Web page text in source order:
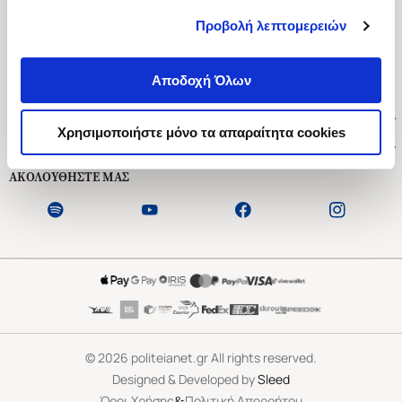
Προβολή λεπτομερειών
Αποδοχή Όλων
Χρησιμοποιήστε μόνο τα απαραίτητα cookies
Ασκληπιού 1-3, Αθήνα 106 79
Δευτέρα - Παρασκευή 09:00-21:00
Εξυπηρέτηση Πελατών
ΑΚΟΛΟΥΘΗΣΤΕ ΜΑΣ
©2026 politeianet.gr All rights reserved.
Designed & Developed bySleed